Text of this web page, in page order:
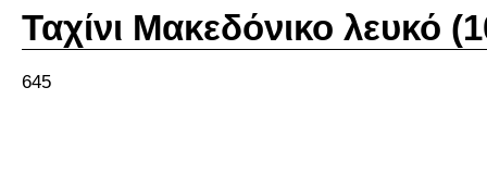
Ταχίνι Μακεδόνικο λευκό
645